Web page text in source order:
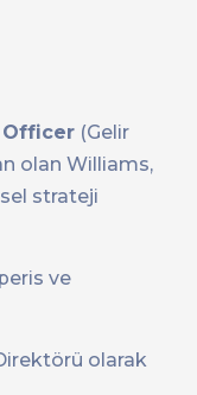
Officer (Gelir
olan Williams,
strateji
ve
olarak